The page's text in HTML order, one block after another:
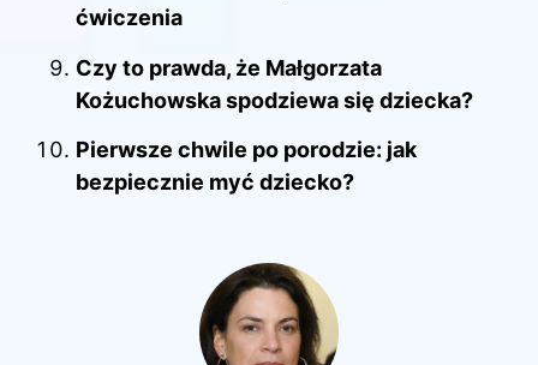
ćwiczenia
Czy to prawda, że Małgorzata
Kożuchowska spodziewa się dziecka?
Pierwsze chwile po porodzie: jak
bezpiecznie myć dziecko?